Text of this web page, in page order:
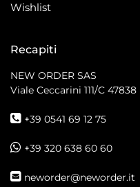
Wishlist
Recapiti
NEW ORDER SAS
Viale Ceccarini 111/C 47838
+39 0541 69 12 75
+39 320 638 60 60
neworder@neworder.it